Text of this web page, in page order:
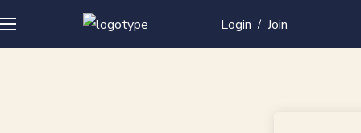
Login / Join